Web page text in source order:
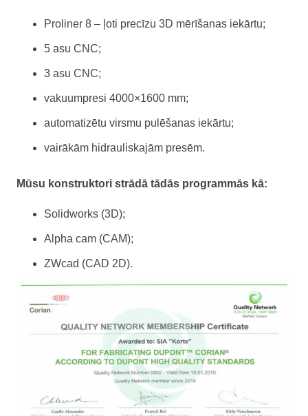
Proliner 8 – ļoti precīzu 3D mērīšanas iekārtu;
5 asu CNC;
3 asu CNC;
vakuumpresi 4000×1600 mm;
automatizētu virsmu pulēšanas iekārtu;
vairākām hidrauliskajām presēm.
Mūsu konstruktori strādā tādās programmās kā:
Solidworks (3D);
Alpha cam (CAM);
ZWcad (CAD 2D).